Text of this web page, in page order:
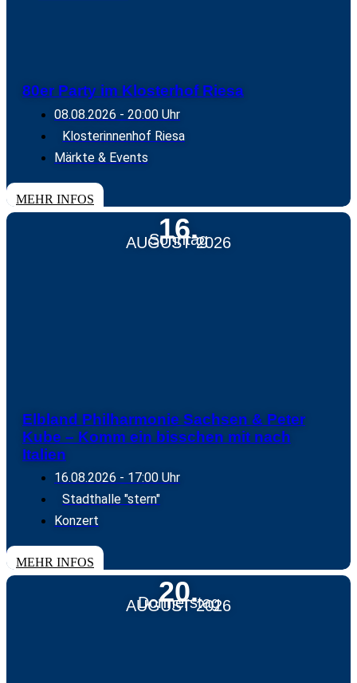
80er Party im Klosterhof Riesa
08.08.2026 - 20:00 Uhr
Klosterinnenhof Riesa
Märkte & Events
TICKETS
MEHR INFOS
16.
AUGUST 2026
Sonntag
Elbland Philharmonie Sachsen & Peter
Kube – Komm ein bisschen mit nach
Italien
16.08.2026 - 17:00 Uhr
Stadthalle "stern"
Konzert
TICKETS
MEHR INFOS
20.
AUGUST 2026
Donnerstag